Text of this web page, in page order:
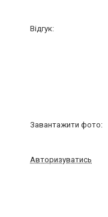
Відгук:
Завантажити фото:
Авторизуватись